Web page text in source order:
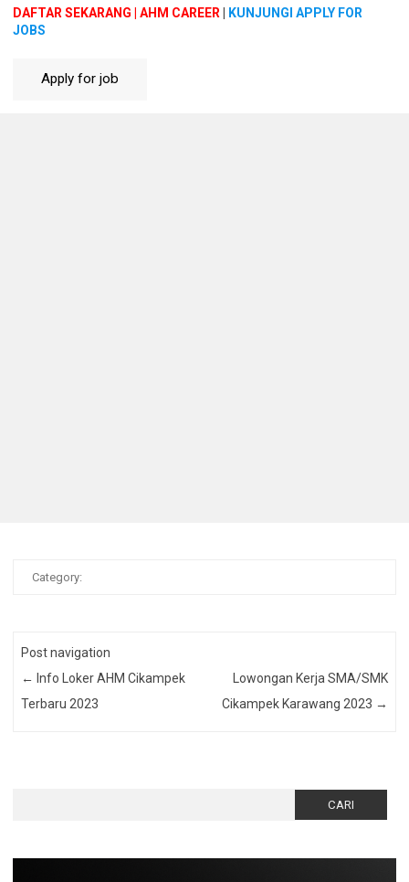
DAFTAR SEKARANG | AHM CAREER
KUNJUNGI APPLY FOR
JOBS
Category:
Post navigation
← Info Loker AHM Cikampek
Terbaru 2023
Lowongan Kerja SMA/SMK
Cikampek Karawang 2023 →